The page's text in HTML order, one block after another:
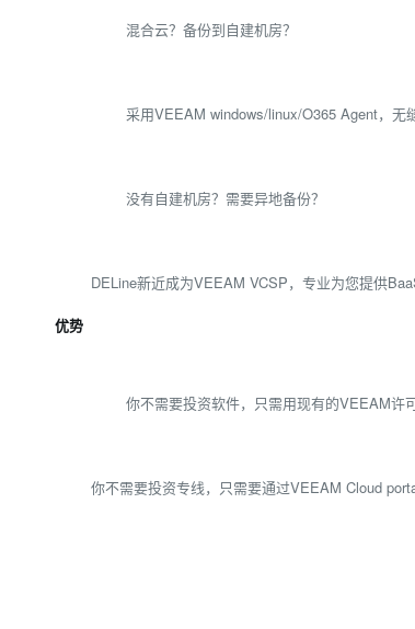
混合云？备份到自建机房？
采用VEEAM windows/linux/O365 Agent，
没有自建机房？需要异地备份？
DELine新近成为VEEAM VCSP，专业为您提供
优势
你不需要投资软件，只需用现有的VEEAM许
你不需要投资专线，只需要通过VEEAM Cloud